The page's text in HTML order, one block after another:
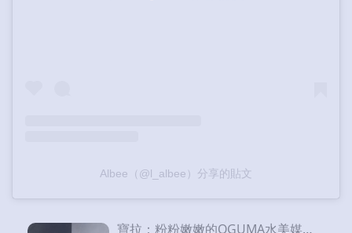
Albee（@l_albee）分享的貼文
寶拉：粉粉嫩嫩的OGUMA水美媒來啦~｜OGUMA水美媒